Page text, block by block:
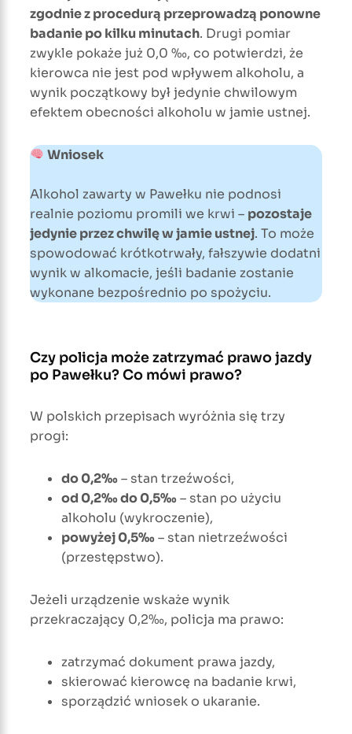
zgodnie z procedurą przeprowadzą ponowne
badanie po kilku minutach. Drugi pomiar
zwykle pokaże już 0,0 ‰, co potwierdzi, że
kierowca nie jest pod wpływem alkoholu, a
wynik początkowy był jedynie chwilowym
efektem obecności alkoholu w jamie ustnej.
Wniosek
Alkohol zawarty w Pawełku nie podnosi
realnie poziomu promili we krwi – pozostaje
jedynie przez chwilę w jamie ustnej. To może
spowodować krótkotrwały, fałszywie dodatni
wynik w alkomacie, jeśli badanie zostanie
wykonane bezpośrednio po spożyciu.
Czy policja może zatrzymać prawo jazdy
po Pawełku? Co mówi prawo?
W polskich przepisach wyróżnia się trzy
progi:
do 0,2‰– stan trzeźwości,
od 0,2‰ do 0,5‰– stan po użyciu
alkoholu (wykroczenie),
powyżej 0,5‰– stan nietrzeźwości
(przestępstwo).
Jeżeli urządzenie wskaże wynik
przekraczający 0,2‰, policja ma prawo:
zatrzymać dokument prawa jazdy,
skierować kierowcę na badanie krwi,
sporządzić wniosek o ukaranie.